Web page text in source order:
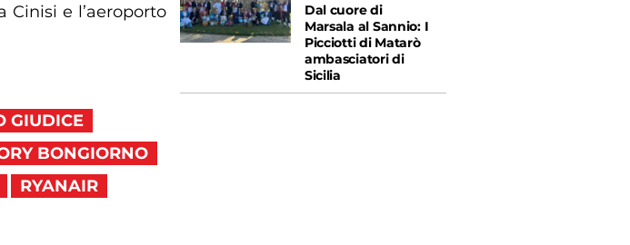
Cinisi e l’aeroporto
GIUDICE
BONGIORNO
RYANAIR
Dal cuore di
Marsala al Sannio: I
Picciotti di Matarò
ambasciatori di
Sicilia